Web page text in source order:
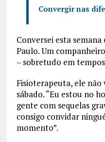
Convergir nas
Conversei esta
Paulo. Um
– sobretudo em
Fisioterapeuta, ele não
sábado. “Eu estou no
gente com sequelas
consigo convidar
momento”.